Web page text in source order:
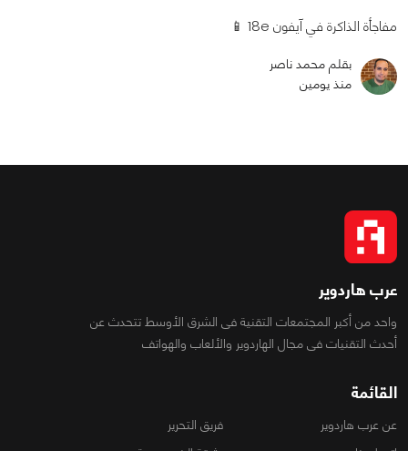
مفاجأة الذاكرة في آيفون 18e 📱
بقلم محمد ناصر
منذ يومين
عرب هاردوير
واحد من أكبر المجتمعات التقنية فى الشرق الأوسط تتحدث عن
أحدث التقنيات فى مجال الهاردوير والألعاب والهواتف
القائمة
عن عرب هاردوير
فريق التحرير